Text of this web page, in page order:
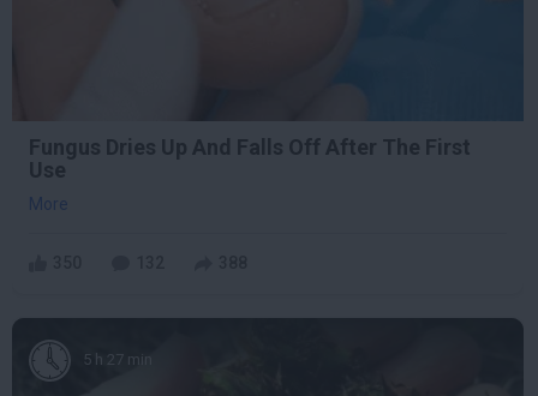
Fungus Dries Up And Falls Off After The First
Use
More
5 h 27 min